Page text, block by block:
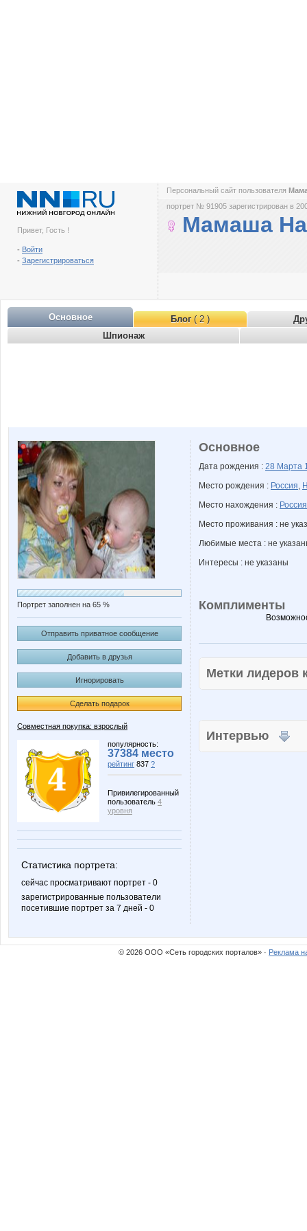
Привет, Гость !
- Войти
- Зарегистрироваться
Персональный сайт пользователя
портрет № 91905 зарегистрирован в
Мамаша
Основное Блог( 2 )
Шпионаж
Портрет заполнен на 65 %
Отправить приватное сообщение
Добавить в друзья
Игнорировать
Сделать подарок
Совместная покупка: взрослый
популярность:
37384 место
рейтинг 837 ?
Привилегированный
пользователь 4
уровня
Статистика портрета:
сейчас просматривают портрет - 0
зарегистрированные пользователи
посетившие портрет за 7 дней - 0
Основное
Дата рождения : 28 Марта
Место рождения : Россия,
Место нахождения : Россия
Место проживания : не
Любимые места : не
Интересы : не указаны
Комплименты
Метки
Интервью
© 2026 ООО «Сеть городских порталов» · Реклама